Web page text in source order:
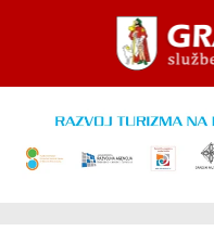
Skip to main content